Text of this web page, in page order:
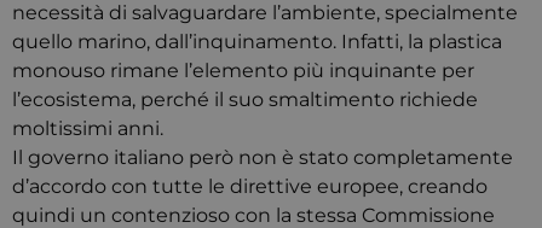
necessità di salvaguardare l’ambiente, specialmente
quello marino, dall’inquinamento. Infatti, la plastica
monouso rimane l’elemento più inquinante per
l’ecosistema, perché il suo smaltimento richiede
moltissimi anni.
Il governo italiano però non è stato completamente
d’accordo con tutte le direttive europee, creando
quindi un contenzioso con la stessa Commissione